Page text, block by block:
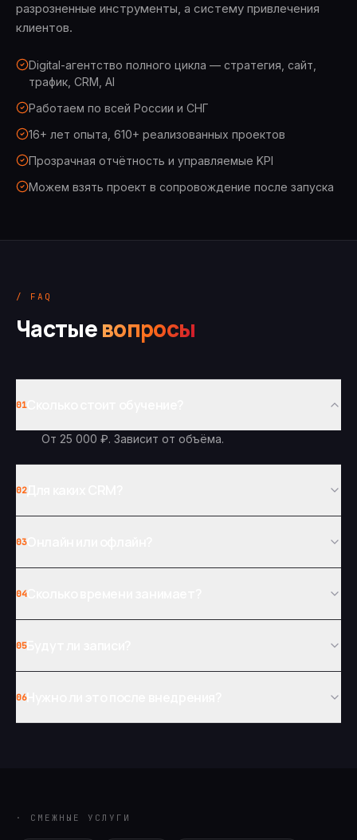
разрозненные инструменты, а систему привлечения
клиентов.
Digital-агентство полного цикла — стратегия, сайт,
трафик, CRM, AI
Работаем по всей России и СНГ
16+ лет опыта, 610+ реализованных проектов
Прозрачная отчётность и управляемые KPI
Можем взять проект в сопровождение после запуска
/ FAQ
Частыевопросы
01Сколько стоит обучение?
От 25 000 ₽. Зависит от объёма.
02Для каких CRM?
03Онлайн или офлайн?
04Сколько времени занимает?
05Будут ли записи?
06Нужно ли это после внедрения?
· СМЕЖНЫЕ УСЛУГИ